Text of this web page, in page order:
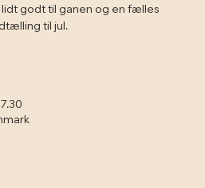
godt til ganen og en fælles